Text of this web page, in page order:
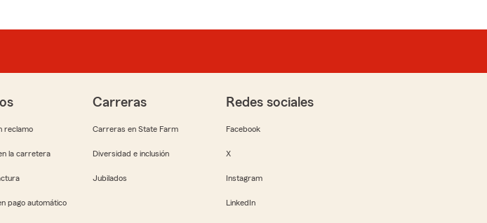
reclamo
la carretera
pago automático
Carreras
Carreras en State Farm
Diversidad e inclusión
Jubilados
Redes sociales
Facebook
X
Instagram
LinkedIn